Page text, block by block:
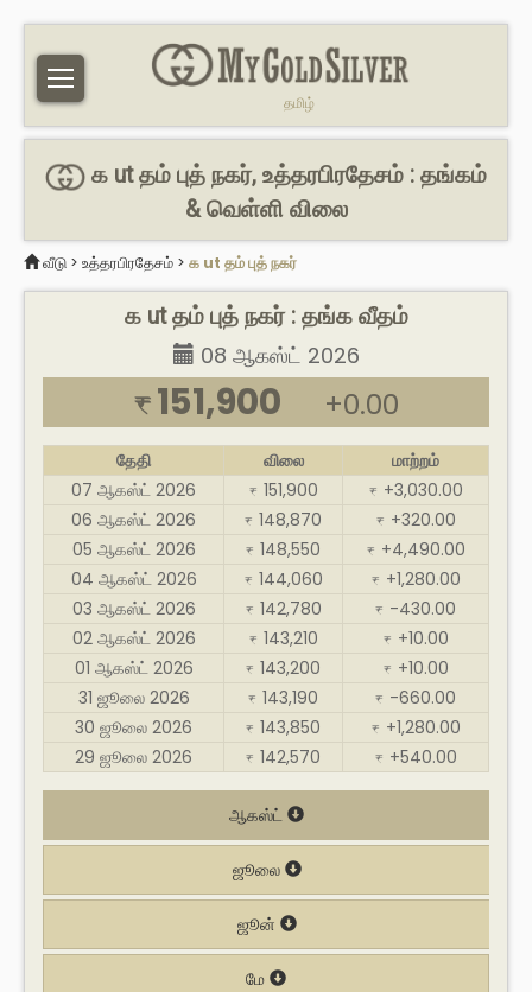
தமிழ்
க ut தம் புத் நகர், உத்தரபிரதேசம் : தங்கம்
& வெள்ளி விலை
வீடு > உத்தரபிரதேசம் > க ut தம் புத் நகர்
க ut தம் புத் நகர் : தங்க வீதம்
08 ஆகஸ்ட் 2026
₹ 151,900 +0.00
தேதி விலை
மாற்றம்
07 ஆகஸ்ட் 2026
₹ 151,900 ₹ +3,030.00
06 ஆகஸ்ட் 2026
₹ 148,870 ₹ +320.00
05 ஆகஸ்ட் 2026
₹ 148,550 ₹ +4,490.00
04 ஆகஸ்ட் 2026
₹ 144,060 ₹ +1,280.00
03 ஆகஸ்ட் 2026
₹ 142,780 ₹ -430.00
02 ஆகஸ்ட் 2026
₹ 143,210 ₹ +10.00
01 ஆகஸ்ட் 2026
₹ 143,200 ₹ +10.00
31 ஜூலை 2026
₹ 143,190 ₹ -660.00
30 ஜூலை 2026
₹ 143,850 ₹ +1,280.00
29 ஜூலை 2026
₹ 142,570 ₹ +540.00
ஆகஸ்ட்
ஜூலை
ஜூன்
மே